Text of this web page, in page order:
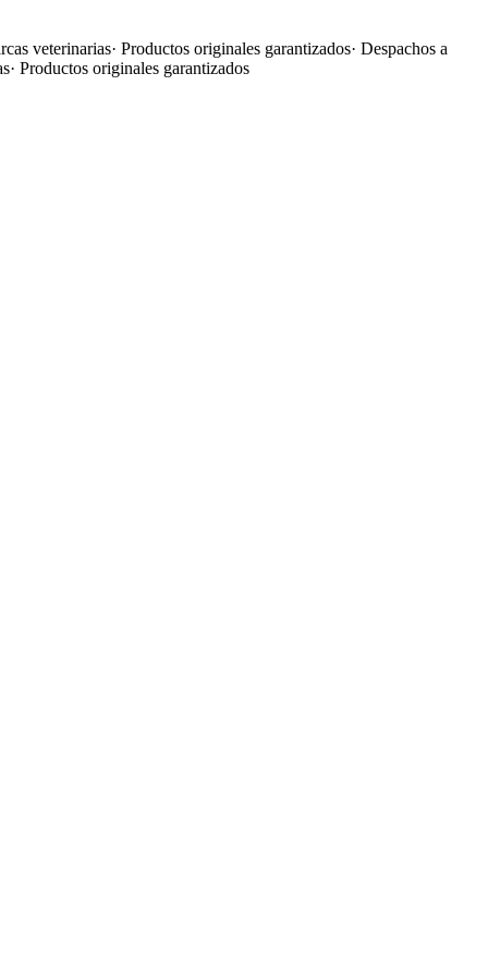
veterinarias· Productos originales garantizados· Despachos a
· Productos originales garantizados